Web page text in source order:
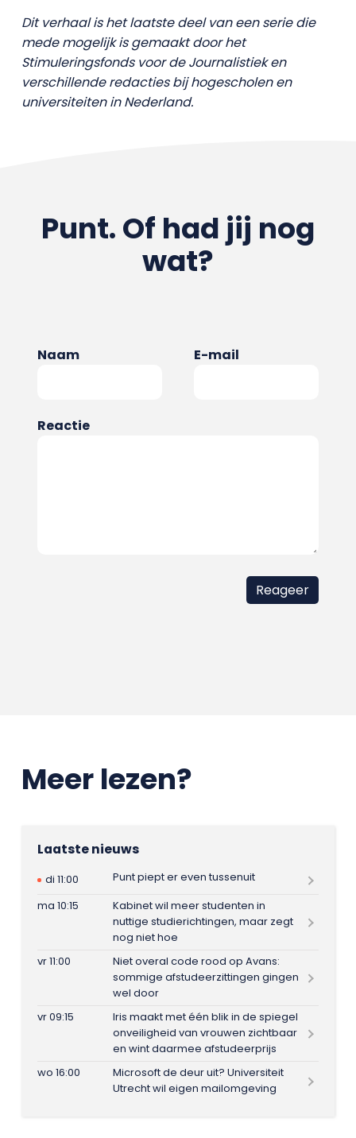
Dit verhaal is het laatste deel van een serie die
mede mogelijk is gemaakt door het
Stimuleringsfonds voor de Journalistiek en
verschillende redacties bij hogescholen en
universiteiten in Nederland.
Punt. Of had jij nog
wat?
Naam E-mail
Reactie
Meer lezen?
Laatste nieuws
di 11:00
Punt piept er even tussenuit
ma 10:15
Kabinet wil meer studenten in
nuttige studierichtingen, maar zegt
nog niet hoe
vr 11:00
Niet overal code rood op Avans:
sommige afstudeerzittingen gingen
wel door
vr 09:15
Iris maakt met één blik in de spiegel
onveiligheid van vrouwen zichtbaar
en wint daarmee afstudeerprijs
wo 16:00
Microsoft de deur uit? Universiteit
Utrecht wil eigen mailomgeving